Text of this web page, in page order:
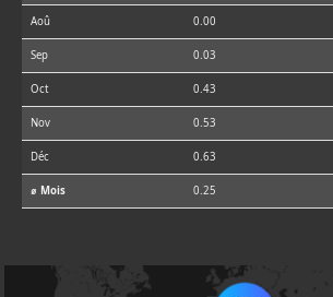
Aoû 0.00
Sep 0.03
Oct 0.43
Nov 0.53
Déc 0.63
⌀ Mois 0.25